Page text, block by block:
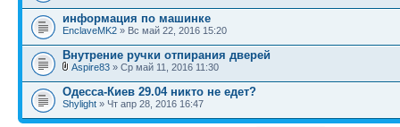
информация по машинке
EnclaveMK2 » Вс май 22, 2016 15:20
Внутрение ручки отпирания дверей
Aspire83 » Ср май 11, 2016 11:30
Одесса-Киев 29.04 никто не едет?
Shylight » Чт апр 28, 2016 16:47